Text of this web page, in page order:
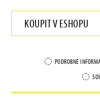
KOUPIT V ESHOPU
PODROBNÉ